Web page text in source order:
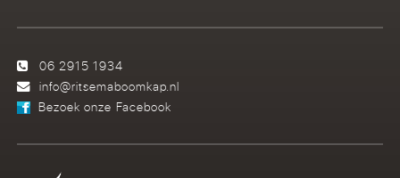
06 2915 1934
info@ritsemaboomkap.nl
Bezoek onze Facebook